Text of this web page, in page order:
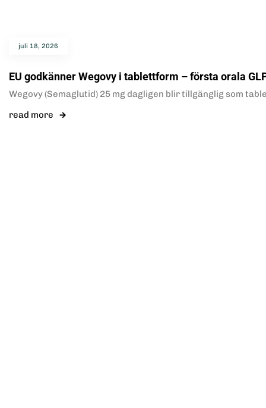
juli 18, 2026
EU godkänner Wegovy i tablettform – första orala
Wegovy (Semaglutid) 25 mg dagligen blir tillgänglig som
read more